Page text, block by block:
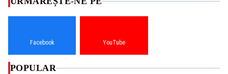
Facebook YouTube
POPULAR